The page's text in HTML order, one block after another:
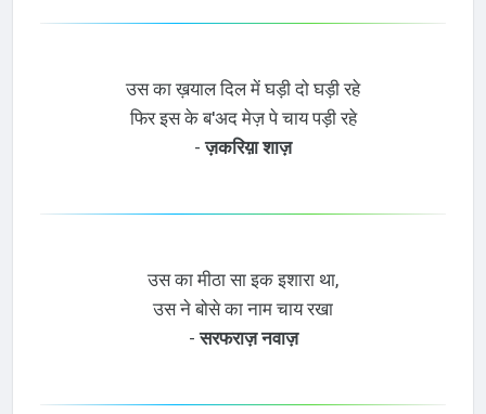
उस का ख़याल दिल में घड़ी दो घड़ी रहे
फिर इस के ब'अद मेज़ पे चाय पड़ी रहे
-ज़करिय़ा शाज़
उस का मीठा सा इक इशारा था,
उस ने बोसे का नाम चाय रखा
-सरफराज़ नवाज़